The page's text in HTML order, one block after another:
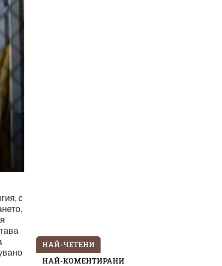
с
НАЙ-ЧЕТЕНИ
НАЙ-КОМЕНТИРАНИ